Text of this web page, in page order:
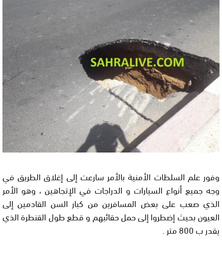
وفور علم السلطات الأمنية بالأمر سارعت إلى إغلاق الطريق في
وجه جميع أنواع السيارات و الدراجات في الإتجاهين ، وهو الأمر
الذي صعب على بعض المسافرين من كبار السن القادمين إلى
العيون بحيث إضطروا إلى حمل حقائبهم و قطع طول القنطرة الذي
يقدر ب 800 متر .